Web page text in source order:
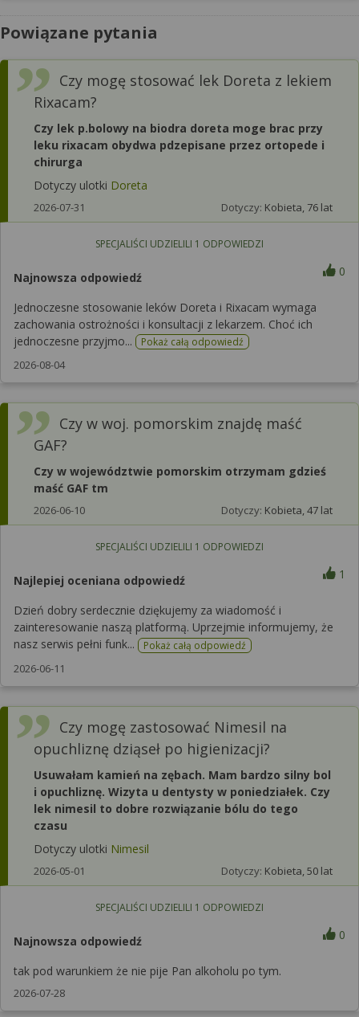
Powiązane pytania
Czy mogę stosować lek Doreta z lekiem
Rixacam?
Czy lek p.bolowy na biodra doreta moge brac przy
leku rixacam obydwa pdzepisane przez ortopede i
chirurga
Dotyczy ulotki Doreta
2026-07-31 Dotyczy: Kobieta, 76 lat
SPECJALIŚCI UDZIELILI 1 ODPOWIEDZI
Najnowsza odpowiedź 0
Jednoczesne stosowanie leków Doreta i Rixacam wymaga
zachowania ostrożności i konsultacji z lekarzem. Choć ich
jednoczesne przyjmo...
Pokaż całą odpowiedź
2026-08-04
Czy w woj. pomorskim znajdę maść
GAF?
Czy w województwie pomorskim otrzymam gdzieś
maść GAF tm
2026-06-10 Dotyczy: Kobieta, 47 lat
SPECJALIŚCI UDZIELILI 1 ODPOWIEDZI
Najlepiej oceniana odpowiedź 1
Dzień dobry serdecznie dziękujemy za wiadomość i
zainteresowanie naszą platformą. Uprzejmie informujemy, że
nasz serwis pełni funk...
Pokaż całą odpowiedź
2026-06-11
Czy mogę zastosować Nimesil na
opuchliznę dziąseł po higienizacji?
Usuwałam kamień na zębach. Mam bardzo silny bol
i opuchliznę. Wizyta u dentysty w poniedziałek. Czy
lek nimesil to dobre rozwiązanie bólu do tego
czasu
Dotyczy ulotki Nimesil
2026-05-01 Dotyczy: Kobieta, 50 lat
SPECJALIŚCI UDZIELILI 1 ODPOWIEDZI
Najnowsza odpowiedź 0
tak pod warunkiem że nie pije Pan alkoholu po tym.
2026-07-28